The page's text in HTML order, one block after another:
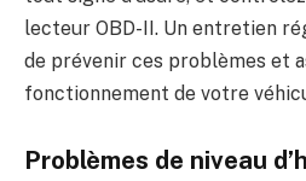
lecteur OBD-II. Un entretien
de prévenir ces problèmes et
fonctionnement de votre
Problèmes de niveau